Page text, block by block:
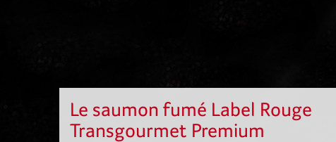
Le saumon fumé Label Rouge
Transgourmet Premium